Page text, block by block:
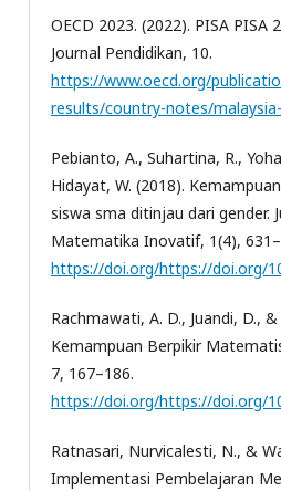
OECD 2023. (2022). PISA PISA
Journal Pendidikan, 10.
https://www.oecd.org/
results/country-notes/
Pebianto, A., Suhartina, R.,
Hidayat, W. (2018).
siswa sma ditinjau dari gender.
Matematika Inovatif, 1(4),
https://doi.org/https://doi.org/
Rachmawati, A. D., Juandi, D.,
Kemampuan Berpikir
7, 167–186.
https://doi.org/https://doi.org/
Ratnasari, Nurvicalesti, N., &
Implementasi Pembelajaran